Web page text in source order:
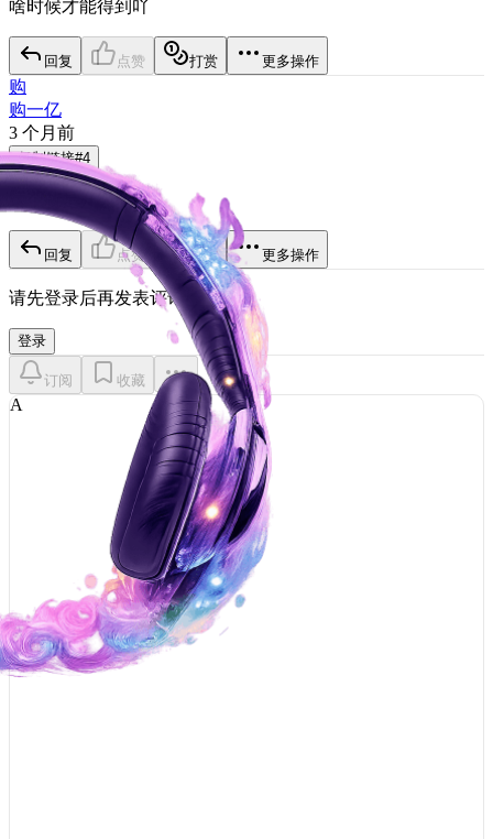
啥时候才能得到吖
回复 点赞 打赏 更多操作
购
购一亿
3 个月前
复制链接#4
这个就是升级教程
回复 点赞 打赏 更多操作
请先登录后再发表评论
登录
订阅 收藏
A